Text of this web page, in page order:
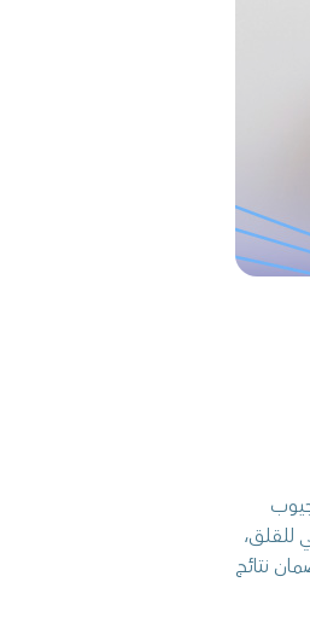
للقلق،
نتائج